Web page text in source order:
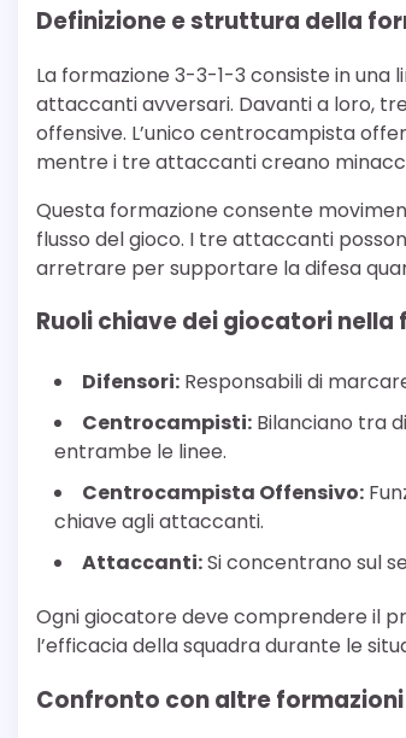
Definizione e struttura della
La formazione 3-3-1-3 consiste in
attaccanti avversari. Davanti a loro,
offensive. L’unico centrocampista
mentre i tre attaccanti creano
Questa formazione consente
flusso del gioco. I tre attaccanti
arretrare per supportare la difesa
Ruoli chiave dei giocatori
Difensori: Responsabili di
Centrocampisti: Bilanciano tra
entrambe le linee.
Centrocampista Offensivo:
chiave agli attaccanti.
Attaccanti:Si concentrano sul
Ogni giocatore deve comprendere il
l’efficacia della squadra durante le
Confronto con altre